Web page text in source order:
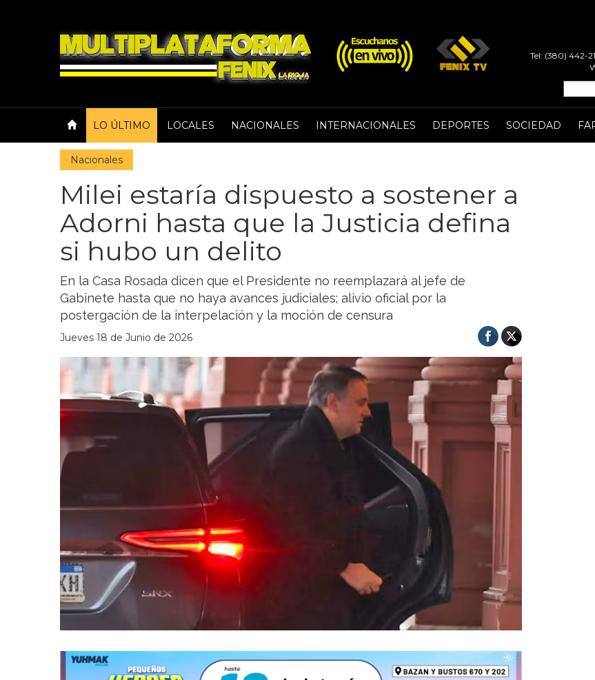
Tel: (380) 442-
LO ÚLTIMO LOCALES NACIONALES INTERNACIONALES DEPORTES SOCIEDAD
Nacionales
Milei estaría dispuesto a sostener a
Adorni hasta que la Justicia defina
si hubo un delito
En la Casa Rosada dicen que el Presidente no reemplazará al jefe de
Gabinete hasta que no haya avances judiciales; alivio oficial por la
postergación de la interpelación y la moción de censura
Jueves 18 de Junio de 2026